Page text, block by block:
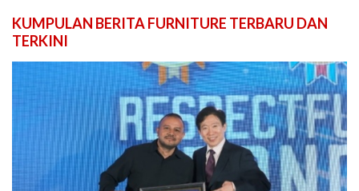
KUMPULAN BERITA FURNITURE TERBARU DAN
TERKINI